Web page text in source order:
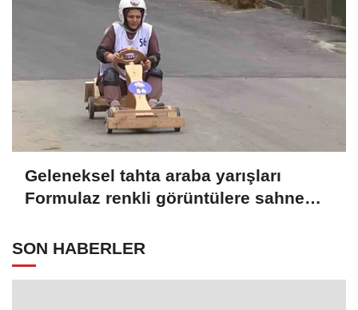
Geleneksel tahta araba yarışları
Formulaz renkli görüntülere sahne
SON HABERLER